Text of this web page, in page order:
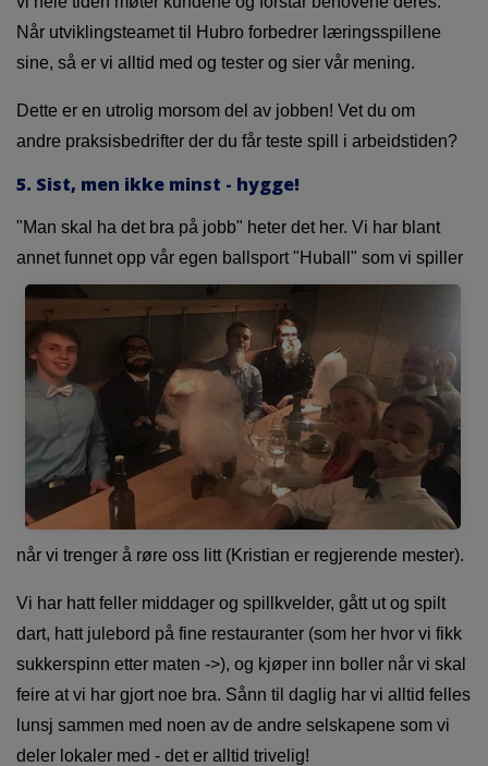
Når utviklingsteamet til Hubro forbedrer læringsspillene
sine, så er vi alltid med og tester og sier vår mening.
Dette er en utrolig morsom del av jobben! Vet du om
andre praksisbedrifter der du får teste spill i arbeidstiden?
5. Sist, men ikke minst - hygge!
"Man skal ha det bra på jobb" heter det her. Vi har blant
annet funnet opp vår egen ballsport "Huball" som vi spiller
når vi trenger å røre oss litt (Kristian er regjerende mester).
Vi har hatt feller middager og spillkvelder, gått ut og spilt
dart, hatt julebord på fine restauranter (som her hvor vi fikk
sukkerspinn etter maten ->), og kjøper inn boller når vi skal
feire at vi har gjort noe bra. Sånn til daglig har vi alltid felles
lunsj sammen med noen av de andre selskapene som vi
deler lokaler med - det er alltid trivelig!